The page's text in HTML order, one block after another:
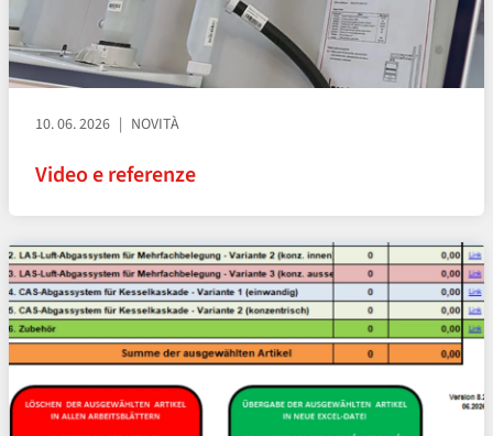
10. 06. 2026 NOVITÀ
Video e referenze